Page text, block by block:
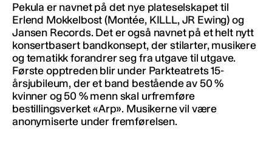
Pekula er navnet på det nye plateselskapet til
Erlend Mokkelbost (Montée, KILLL, JR Ewing) og
Jansen Records. Det er også navnet på et helt nytt
konsertbasert bandkonsept, der stilarter, musikere
og tematikk forandrer seg fra utgave til utgave.
Første opptreden blir under Parkteatrets 15-
årsjubileum, der et band bestående av 50 %
kvinner og 50 % menn skal urfremføre
bestillingsverket «Arp». Musikerne vil være
anonymiserte under fremførelsen.